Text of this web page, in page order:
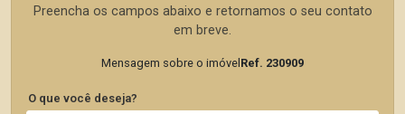
Preencha os campos abaixo e retornamos o seu contato
em breve.
Mensagem sobre o imóvel Ref. 230909
O que você deseja?